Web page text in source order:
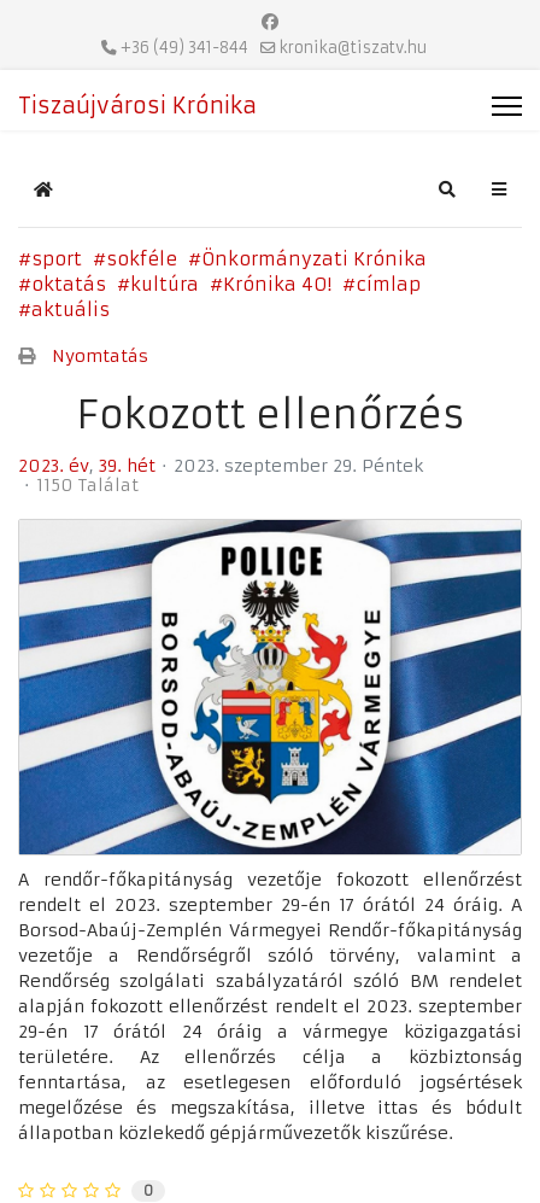
+36 (49) 341-844 kronika@tiszatv.hu
Tiszaújvárosi Krónika
Home Search
sport sokféle
Önkormányzati Krónika
oktatás
kultúra Krónika 40!
címlap
aktuális
Nyomtatás
Fokozott ellenőrzés
2023. év 39. hét
2023. szeptember 29. Péntek
1150 Találat
A rendőr-főkapitányság vezetője fokozott ellenőrzést
rendelt el 2023. szeptember 29-én 17 órától 24 óráig. A
Borsod-Abaúj-Zemplén Vármegyei Rendőr-főkapitányság
vezetője a Rendőrségről szóló törvény, valamint a
Rendőrség szolgálati szabályzatáról szóló BM rendelet
alapján fokozott ellenőrzést rendelt el 2023. szeptember
29-én 17 órától 24 óráig a vármegye közigazgatási
területére. Az ellenőrzés célja a közbiztonság
fenntartása, az esetlegesen előforduló jogsértések
megelőzése és megszakítása, illetve ittas és bódult
állapotban közlekedő gépjárművezetők kiszűrése.
0